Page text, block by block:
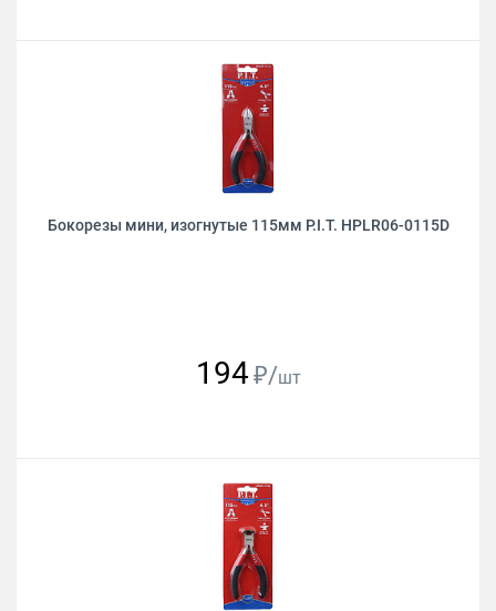
Бокорезы мини, изогнутые 115мм P.I.T. HPLR06-0115D
194₽/шт